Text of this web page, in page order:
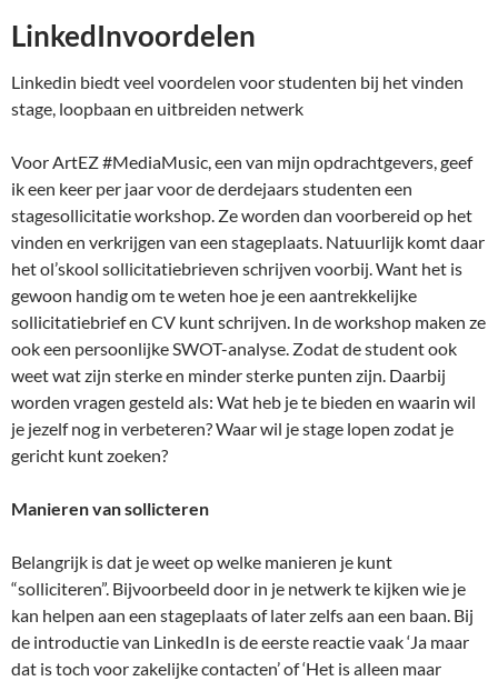
LinkedInvoordelen
Linkedin biedt veel voordelen voor studenten bij het vinden
stage, loopbaan en uitbreiden netwerk
Voor ArtEZ #MediaMusic, een van mijn opdrachtgevers, geef
ik een keer per jaar voor de derdejaars studenten een
stagesollicitatie workshop. Ze worden dan voorbereid op het
vinden en verkrijgen van een stageplaats. Natuurlijk komt daar
het ol’skool sollicitatiebrieven schrijven voorbij. Want het is
gewoon handig om te weten hoe je een aantrekkelijke
sollicitatiebrief en CV kunt schrijven. In de workshop maken ze
ook een persoonlijke SWOT-analyse. Zodat de student ook
weet wat zijn sterke en minder sterke punten zijn. Daarbij
worden vragen gesteld als: Wat heb je te bieden en waarin wil
je jezelf nog in verbeteren? Waar wil je stage lopen zodat je
gericht kunt zoeken?
Manieren van sollicteren
Belangrijk is dat je weet op welke manieren je kunt
“solliciteren”. Bijvoorbeeld door in je netwerk te kijken wie je
kan helpen aan een stageplaats of later zelfs aan een baan. Bij
de introductie van LinkedIn is de eerste reactie vaak ‘Ja maar
dat is toch voor zakelijke contacten’ of ‘Het is alleen maar